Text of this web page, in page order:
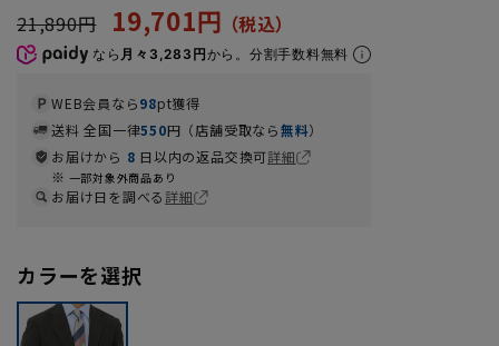
21,890円
19,701円
なら 月々3,283円から。分割手数料無料
WEB会員なら98pt獲得
送料 全国一律550円（店舗受取なら無料）
お届けから 8 日以内の返品交換可詳細
一部対象外商品あり
お届け日を調べる詳細
カラーを選択